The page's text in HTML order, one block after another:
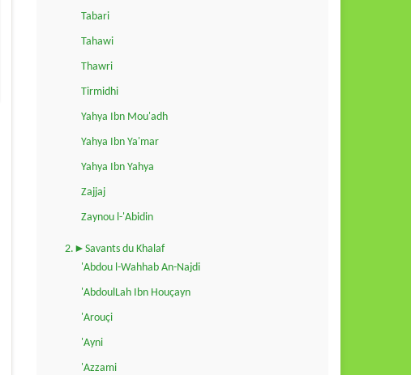
Tabari
Tahawi
Thawri
Tirmidhi
Yahya Ibn Mou'adh
Yahya Ibn Ya'mar
Yahya Ibn Yahya
Zajjaj
Zaynou l-'Abidin
2.►Savants du Khalaf
'Abdou l-Wahhab An-Najdi
'AbdoulLah Ibn Houçayn
'Arouçi
'Ayni
'Azzami